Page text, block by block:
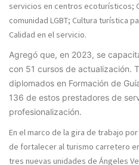
servicios en centros ecoturísticos;
comunidad LGBT; Cultura turística
Calidad en el servicio.
Agregó que, en 2023, se
con 51 cursos de actualización.
diplomados en Formación de
136 de estos prestadores de
profesionalización.
En el marco de la gira de trabajo
de fortalecer al turismo carretero
tres nuevas unidades de Ángeles